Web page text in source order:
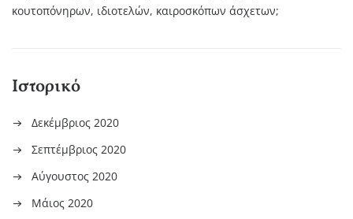
κουτοπόνηρων, ιδιοτελών, καιροσκόπων άσχετων;
Ιστορικό
Δεκέμβριος 2020
Σεπτέμβριος 2020
Αύγουστος 2020
Μάιος 2020